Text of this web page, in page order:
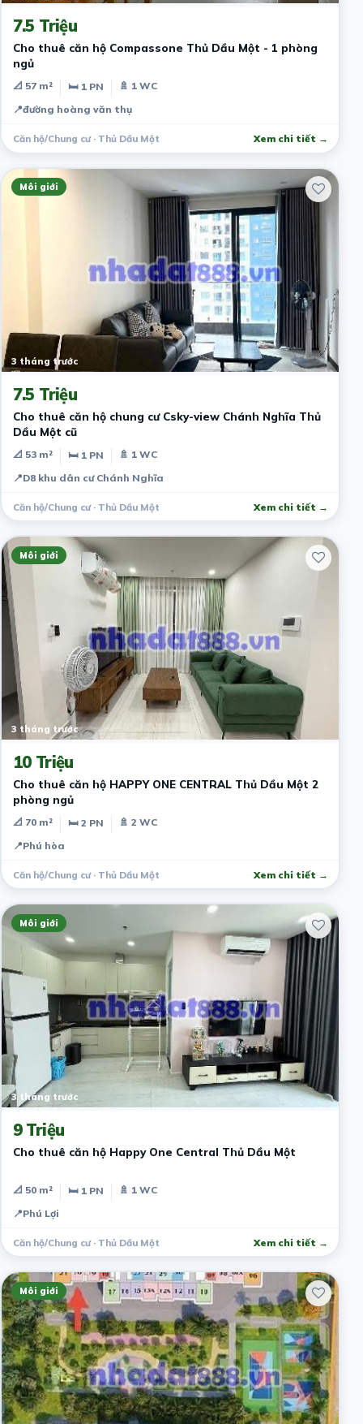
7.5 Triệu
Cho thuê căn hộ Compassone Thủ Dầu Một - 1 phòng
ngủ
📐 57 m² 🛏 1 PN
🚿 1 WC
📍đường hoàng văn thụ
Căn hộ/Chung cư · Thủ Dầu Một Xem chi tiết →
Môi giới
3 tháng trước
7.5 Triệu
Cho thuê căn hộ chung cư Csky-view Chánh Nghĩa Thủ
Dầu Một cũ
📐 53 m² 🛏 1 PN
🚿 1 WC
📍D8 khu dân cư Chánh Nghĩa
Căn hộ/Chung cư · Thủ Dầu Một Xem chi tiết →
Môi giới
3 tháng trước
10 Triệu
Cho thuê căn hộ HAPPY ONE CENTRAL Thủ Dầu Một 2
phòng ngủ
📐 70 m² 🛏 2 PN
🚿 2 WC
📍Phú hòa
Căn hộ/Chung cư · Thủ Dầu Một Xem chi tiết →
Môi giới
3 tháng trước
9 Triệu
Cho thuê căn hộ Happy One Central Thủ Dầu Một
📐 50 m² 🛏 1 PN
🚿 1 WC
📍Phú Lợi
Căn hộ/Chung cư · Thủ Dầu Một Xem chi tiết →
Môi giới